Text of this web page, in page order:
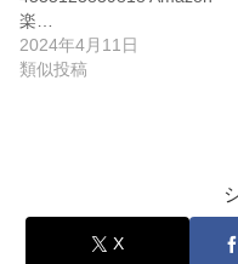
楽…
2024年4月11日
類似投稿
X